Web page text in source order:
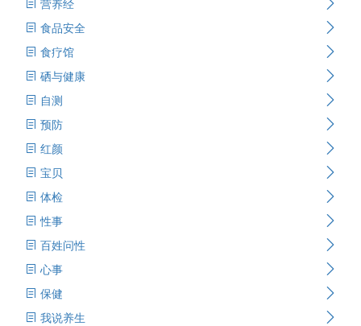
营养经
食品安全
食疗馆
硒与健康
自测
预防
红颜
宝贝
体检
性事
百姓问性
心事
保健
我说养生